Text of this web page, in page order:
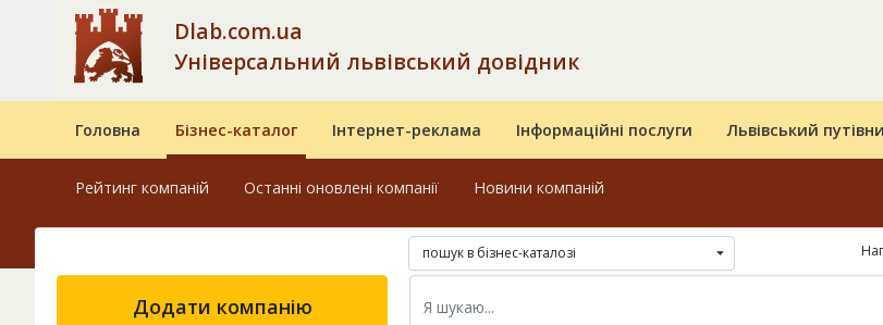
Dlab.com.ua
Універсальний львівський довідник
Головна Бізнес-каталог Інтернет-реклама Інформаційні послуги Львівський
Рейтинг компаній Останні оновлені компанії Новини компаній
пошук в бізнес-каталозі
Додати компанію